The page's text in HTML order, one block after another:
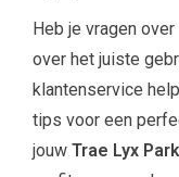
Heb je vragen over
over het juiste
klantenservice
tips voor een
jouw Trae Lyx